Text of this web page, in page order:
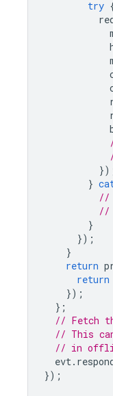
try
}
//
//
}
});
}
return
return
});
};
// Fetch
// This
// in
evt.
});